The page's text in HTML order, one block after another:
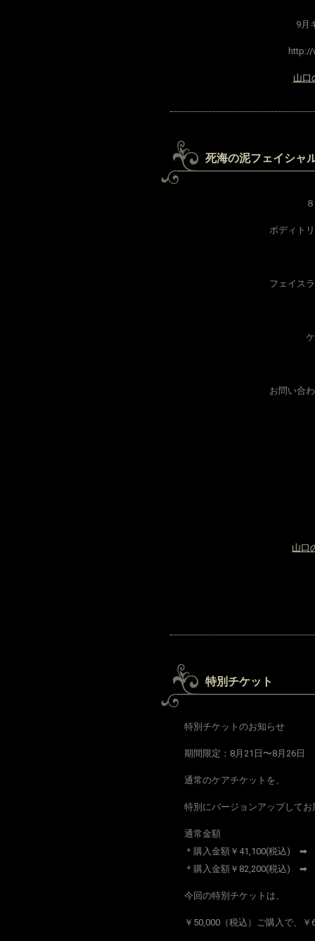
9月
山口
死海の泥フェイシャ
ボディト
フェイス
お問い合
山口
特別チケット
特別チケットのお知らせ
期間限定：8月21日〜8月26日
通常のケアチケットを、
特別にバージョンアップしてお
通常金額
＊購入金額￥41,100(税込) ➡
＊購入金額￥82,200(税込) ➡
今回の特別チケットは、
￥50,000（税込）ご購入で、